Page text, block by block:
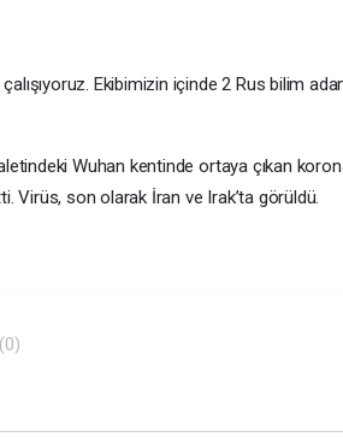
çalışıyoruz. Ekibimizin içinde 2 Rus bilim
Wuhan kentinde ortaya çıkan
Virüs, son olarak İran ve Irak’ta görüldü.
(0)